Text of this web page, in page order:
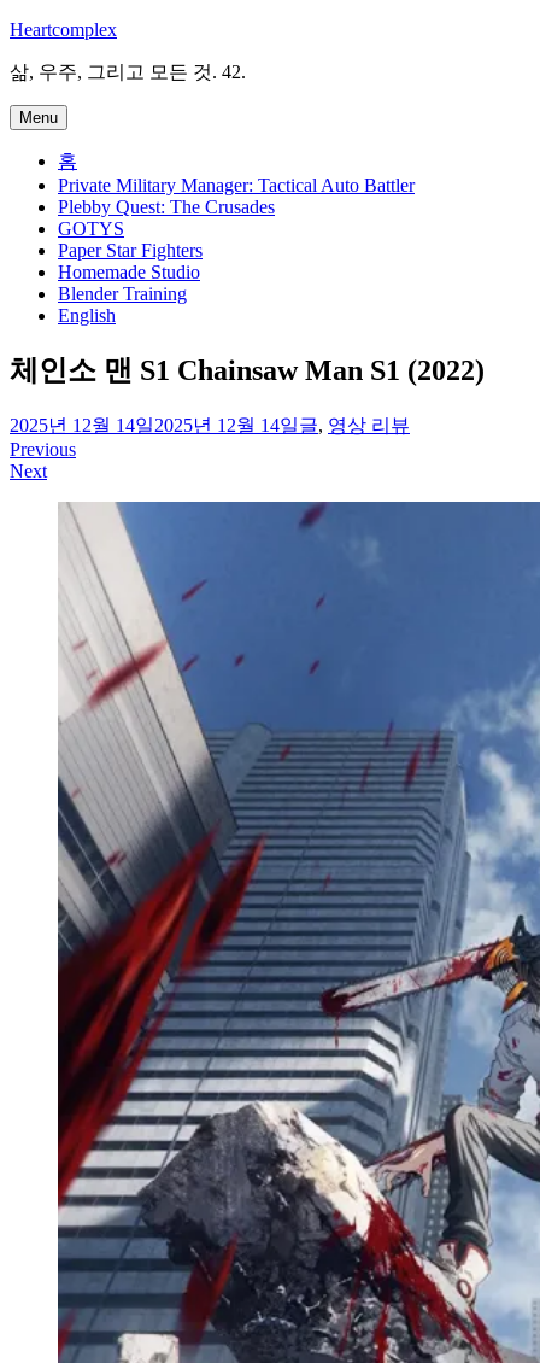
Skip
content
Heartcomplex
삶, 우주, 그리고 모든 것. 42.
Menu
홈
Private Military Manager: Tactical Auto Battler
Plebby Quest: The Crusades
GOTYS
Paper Star Fighters
Homemade Studio
Blender Training
English
체인소 맨 S1 Chainsaw Man S1 (2022)
irene
2025년 12월 14일2025년 12월 14일글, 영상 리뷰
글
Previous
Next